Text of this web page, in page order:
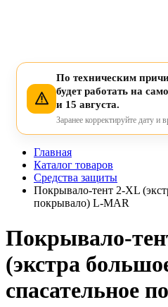
По техническим
будет работать на
и 15 августа.
Заранее корректируйте дату и
Главная
Каталог товаров
Средства защиты
Покрывало-тент 2-XL
покрывало) L-MAR
Покрывало-
(экстра
спасательное